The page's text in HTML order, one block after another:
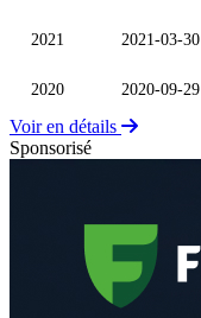
2021 2021-03-30
2020 2020-09-29
Voir en détails
Sponsorisé